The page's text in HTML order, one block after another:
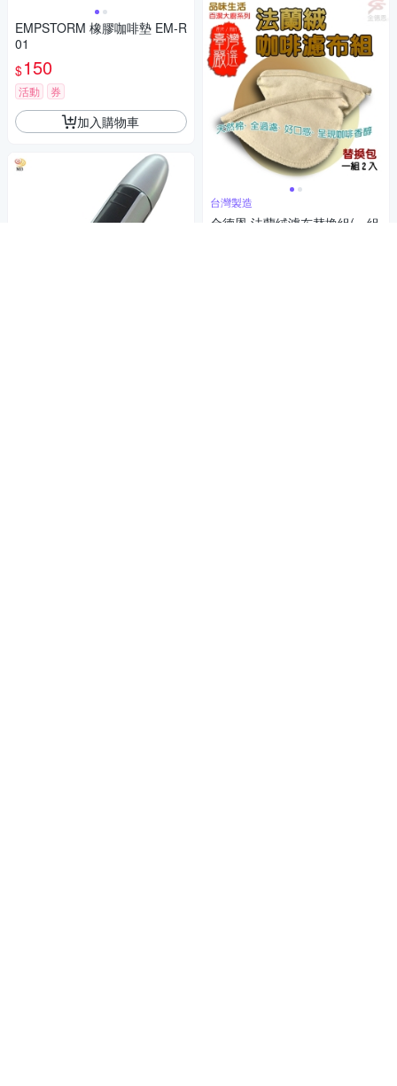
EMPSTORM 橡膠咖啡墊 EM-R
01
$150
活動 券
加入購物車
台灣製造
金德恩 法蘭絨濾布替換組(一組